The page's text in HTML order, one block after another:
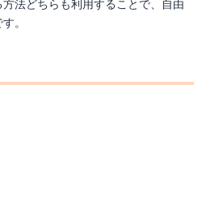
法どちらも利用することで、自由
。